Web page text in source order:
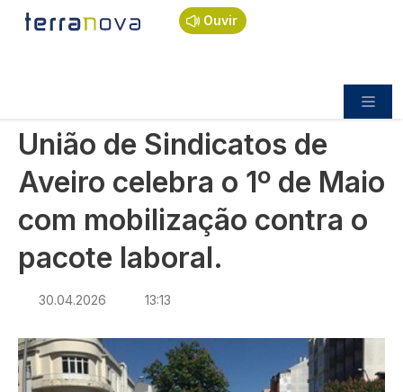
Passar para o conteúdo principal
Ouvir
Navegação estrutural
Início
Sociedade
União de Sindicatos de Aveiro celebra o 1º de
União de Sindicatos de
Aveiro celebra o 1º de Maio
com mobilização contra o
pacote laboral.
30.04.2026 13:13
Imagem